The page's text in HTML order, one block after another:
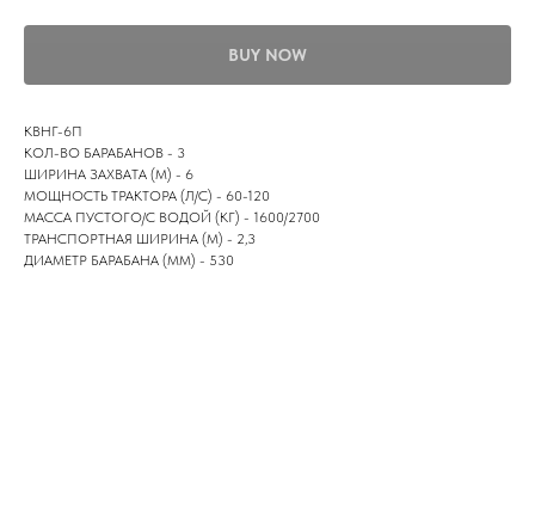
BUY NOW
КВНГ-6П
КОЛ-ВО БАРАБАНОВ - 3
ШИРИНА ЗАХВАТА (М) - 6
МОЩНОСТЬ ТРАКТОРА (Л/С) - 60-120
МАССА ПУСТОГО/С ВОДОЙ (КГ) - 1600/2700
ТРАНСПОРТНАЯ ШИРИНА (М) - 2,3
ДИАМЕТР БАРАБАНА (ММ) - 530